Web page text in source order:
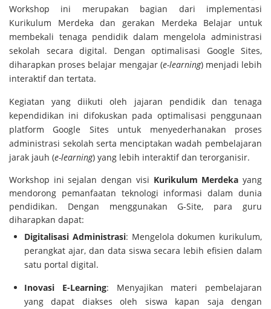
Workshop ini merupakan bagian dari implementasi
Kurikulum Merdeka dan gerakan Merdeka Belajar untuk
membekali tenaga pendidik dalam mengelola administrasi
sekolah secara digital. Dengan optimalisasi Google Sites,
diharapkan proses belajar mengajar (e-learning) menjadi lebih
interaktif dan tertata.
Kegiatan yang diikuti oleh jajaran pendidik dan tenaga
kependidikan ini difokuskan pada optimalisasi penggunaan
platform Google Sites untuk menyederhanakan proses
administrasi sekolah serta menciptakan wadah pembelajaran
jarak jauh (e-learning) yang lebih interaktif dan terorganisir.
Workshop ini sejalan dengan visi Kurikulum Merdeka yang
mendorong pemanfaatan teknologi informasi dalam dunia
pendidikan. Dengan menggunakan G-Site, para guru
diharapkan dapat:
Digitalisasi Administrasi: Mengelola dokumen kurikulum,
perangkat ajar, dan data siswa secara lebih efisien dalam
satu portal digital.
Inovasi E-Learning: Menyajikan materi pembelajaran
yang dapat diakses oleh siswa kapan saja dengan